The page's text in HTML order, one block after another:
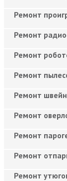
Ремонт
Ремонт
Ремонт
Ремонт
Ремонт
Ремонт
Ремонт
Ремонт
Ремонт